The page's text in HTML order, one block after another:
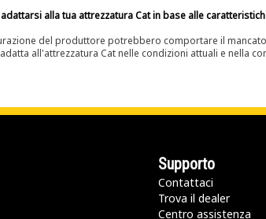
alla tua attrezzatura Cat in base alle
del produttore potrebbero comportare il
all'attrezzatura Cat nelle condizioni attuali e nella
Supporto
Contattaci
Trova il dealer
Centro assistenza